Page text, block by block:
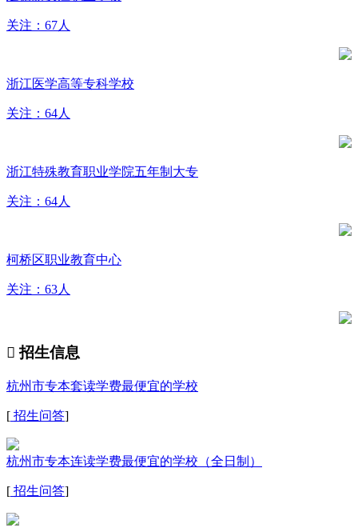
关注：67人
浙江医学高等专科学校
关注：64人
浙江特殊教育职业学院五年制大专
关注：64人
柯桥区职业教育中心
关注：63人
 招生信息
杭州市专本套读学费最便宜的学校
[ 招生问答]
杭州市专本连读学费最便宜的学校（全日制）
[ 招生问答]